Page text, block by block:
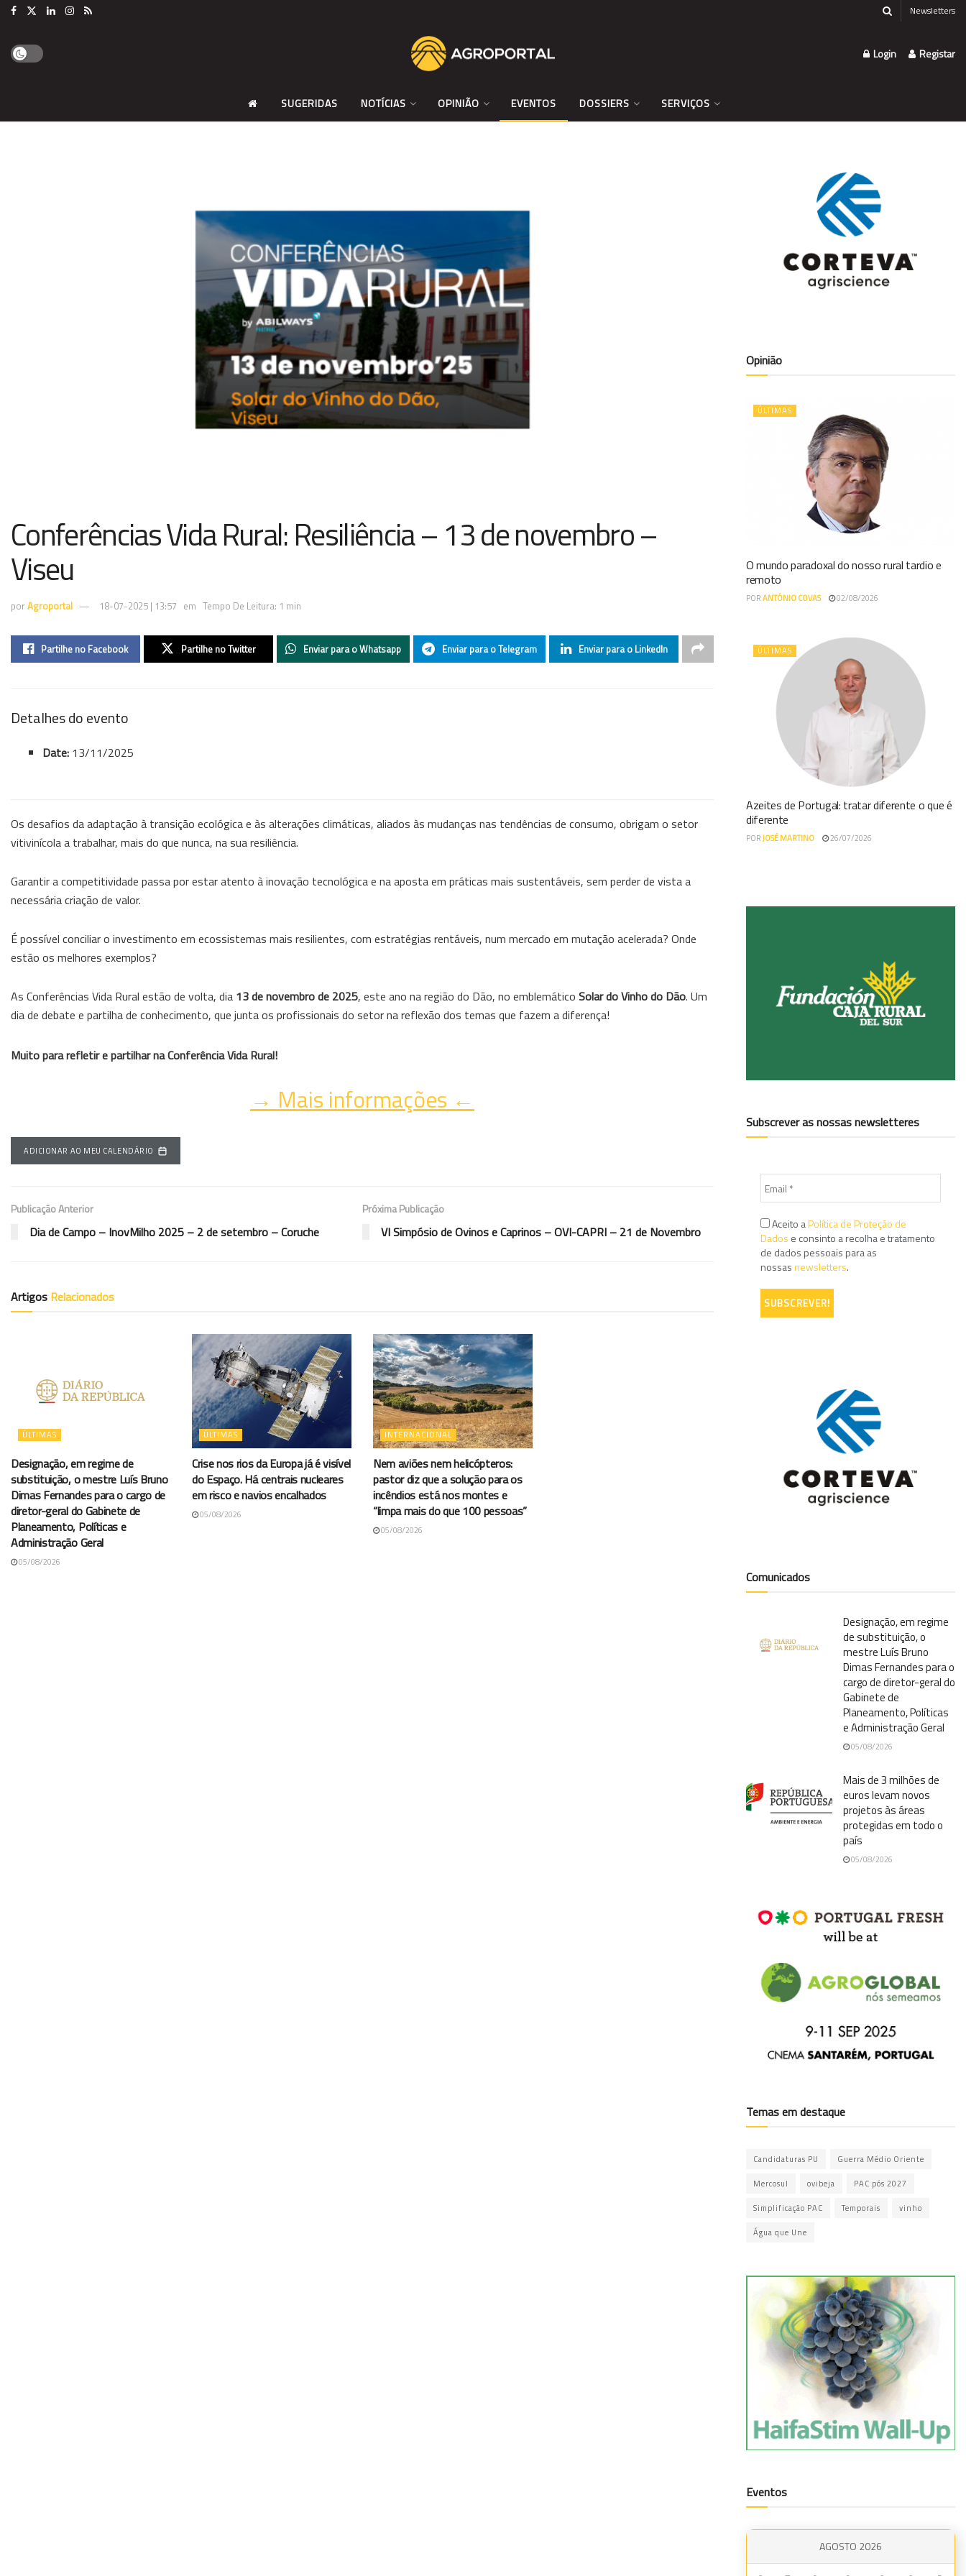
Newsletters
Login Registar
SUGERIDAS NOTÍCIAS OPINIÃO EVENTOS DOSSIERS SERVIÇOS
Conferências Vida Rural: Resiliência – 13 de novembro –
Viseu
porAgroportal 18-07-2025 | 13:57 em Tempo De Leitura: 1 min
Partilhe no Facebook Partilhe no Twitter Enviar para o Whatsapp Enviar para o Telegram Enviar para o LinkedIn
Detalhes do evento
Date: 13/11/2025
Os desafios da adaptação à transição ecológica e às alterações climáticas, aliados às mudanças nas tendências de consumo, obrigam o setor
vitivinícola a trabalhar, mais do que nunca, na sua resiliência.
Garantir a competitividade passa por estar atento à inovação tecnológica e na aposta em práticas mais sustentáveis, sem perder de vista a
necessária criação de valor.
É possível conciliar o investimento em ecossistemas mais resilientes, com estratégias rentáveis, num mercado em mutação acelerada? Onde
estão os melhores exemplos?
As Conferências Vida Rural estão de volta, dia 13 de novembro de 2025, este ano na região do Dão, no emblemático Solar do Vinho do Dão. Um
dia de debate e partilha de conhecimento, que junta os profissionais do setor na reflexão dos temas que fazem a diferença!
Muito para refletir e partilhar na Conferência Vida Rural!
→ Mais informações ←
ADICIONAR AO MEU CALENDÁRIO
Publicação Anterior
Dia de Campo – InovMilho 2025 – 2 de setembro – Coruche
Próxima Publicação
VI Simpósio de Ovinos e Caprinos – OVI-CAPRI – 21 de Novembro
Artigos Relacionados
ÚLTIMAS
Designação, em regime de
substituição, o mestre Luís Bruno
Dimas Fernandes para o cargo de
diretor-geral do Gabinete de
Planeamento, Políticas e
Administração Geral
05/08/2026
ÚLTIMAS
Crise nos rios da Europa já é visível
do Espaço. Há centrais nucleares
em risco e navios encalhados
05/08/2026
INTERNACIONAL
Nem aviões nem helicópteros:
pastor diz que a solução para os
incêndios está nos montes e
“limpa mais do que 100 pessoas”
05/08/2026
Opinião
ÚLTIMAS
O mundo paradoxal do nosso rural tardio e
remoto
PORANTÓNIO COVAS 02/08/2026
ÚLTIMAS
Azeites de Portugal: tratar diferente o que é
diferente
PORJOSÉ MARTINO 26/07/2026
Subscrever as nossas newsletteres
Aceito aPolítica de Proteção de
Dados e consinto a recolha e tratamento
de dados pessoais para as
nossasnewsletters.
Comunicados
Designação, em regime
de substituição, o
mestre Luís Bruno
Dimas Fernandes para o
cargo de diretor-geral do
Gabinete de
Planeamento, Políticas
e Administração Geral
05/08/2026
Mais de 3 milhões de
euros levam novos
projetos às áreas
protegidas em todo o
país
05/08/2026
Temas em destaque
Candidaturas PU Guerra Médio Oriente
Mercosul ovibeja PAC pós 2027
Simplificação PAC Temporais vinho
Água que Une
Eventos
AGOSTO 2026